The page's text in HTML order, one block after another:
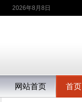
2026年8月8日
网站首页 首页